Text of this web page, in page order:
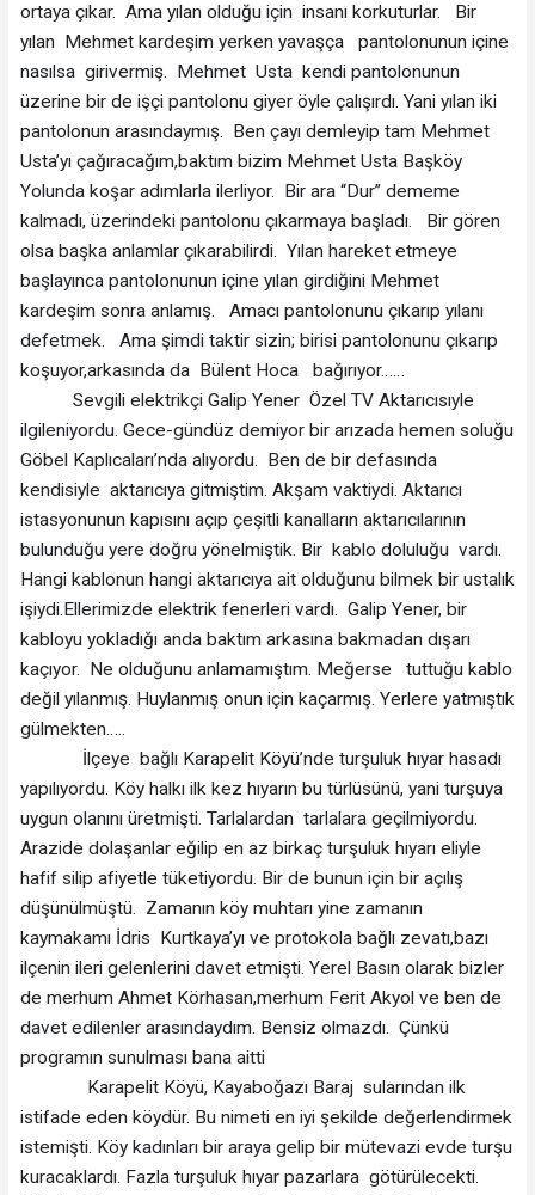
ortaya çıkar. Ama yılan olduğu için insanı korkuturlar. Bir
yılan Mehmet kardeşim yerken yavaşça pantolonunun içine
nasılsa girivermiş. Mehmet Usta kendi pantolonunun
üzerine bir de işçi pantolonu giyer öyle çalışırdı. Yani yılan iki
pantolonun arasındaymış. Ben çayı demleyip tam Mehmet
Usta’yı çağıracağım,baktım bizim Mehmet Usta Başköy
Yolunda koşar adımlarla ilerliyor. Bir ara “Dur” dememe
kalmadı, üzerindeki pantolonu çıkarmaya başladı. Bir gören
olsa başka anlamlar çıkarabilirdi. Yılan hareket etmeye
başlayınca pantolonunun içine yılan girdiğini Mehmet
kardeşim sonra anlamış. Amacı pantolonunu çıkarıp yılanı
defetmek. Ama şimdi taktir sizin; birisi pantolonunu çıkarıp
koşuyor,arkasında da Bülent Hoca bağırıyor……
Sevgili elektrikçi Galip Yener Özel TV Aktarıcısıyle
ilgileniyordu. Gece-gündüz demiyor bir arızada hemen soluğu
Göbel Kaplıcaları’nda alıyordu. Ben de bir defasında
kendisiyle aktarıcıya gitmiştim. Akşam vaktiydi. Aktarıcı
istasyonunun kapısını açıp çeşitli kanalların aktarıcılarının
bulunduğu yere doğru yönelmiştik. Bir kablo doluluğu vardı.
Hangi kablonun hangi aktarıcıya ait olduğunu bilmek bir ustalık
işiydi.Ellerimizde elektrik fenerleri vardı. Galip Yener, bir
kabloyu yokladığı anda baktım arkasına bakmadan dışarı
kaçıyor. Ne olduğunu anlamamıştım. Meğerse tuttuğu kablo
değil yılanmış. Huylanmış onun için kaçarmış. Yerlere yatmıştık
gülmekten…..
İlçeye bağlı Karapelit Köyü’nde turşuluk hıyar hasadı
yapılıyordu. Köy halkı ilk kez hıyarın bu türlüsünü, yani turşuya
uygun olanını üretmişti. Tarlalardan tarlalara geçilmiyordu.
Arazide dolaşanlar eğilip en az birkaç turşuluk hıyarı eliyle
hafif silip afiyetle tüketiyordu. Bir de bunun için bir açılış
düşünülmüştü. Zamanın köy muhtarı yine zamanın
kaymakamı İdris Kurtkaya’yı ve protokola bağlı zevatı,bazı
ilçenin ileri gelenlerini davet etmişti. Yerel Basın olarak bizler
de merhum Ahmet Körhasan,merhum Ferit Akyol ve ben de
davet edilenler arasındaydım. Bensiz olmazdı. Çünkü
programın sunulması bana aitti
Karapelit Köyü, Kayaboğazı Baraj sularından ilk
istifade eden köydür. Bu nimeti en iyi şekilde değerlendirmek
istemişti. Köy kadınları bir araya gelip bir mütevazi evde turşu
kuracaklardı. Fazla turşuluk hıyar pazarlara götürülecekti.